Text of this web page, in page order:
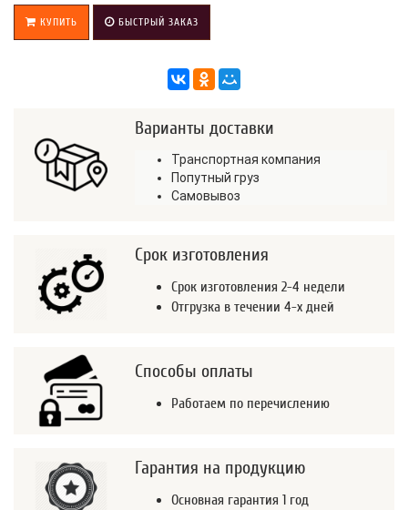
КУПИТЬ БЫСТРЫЙ ЗАКАЗ
Варианты доставки
Транспортная компания
Попутный груз
Самовывоз
Срок изготовления
Срок изготовления 2-4 недели
Отгрузка в течении 4-х дней
Способы оплаты
Работаем по перечислению
Гарантия на продукцию
Основная гарантия 1 год